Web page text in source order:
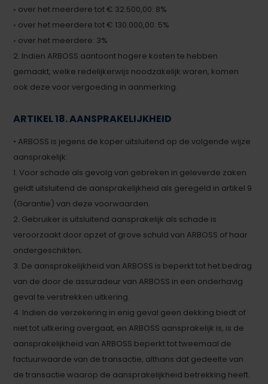
◦ over het meerdere tot € 32.500,00: 8%
◦ over het meerdere tot € 130.000,00: 5%
◦ over het meerdere: 3%
2. Indien ARBOSS aantoont hogere kosten te hebben
gemaakt, welke redelijkerwijs noodzakelijk waren, komen
ook deze voor vergoeding in aanmerking.
ARTIKEL 18. AANSPRAKELIJKHEID
• ARBOSS is jegens de koper uitsluitend op de volgende wijze
aansprakelijk:
1. Voor schade als gevolg van gebreken in geleverde zaken
geldt uitsluitend de aansprakelijkheid als geregeld in artikel 9
(Garantie) van deze voorwaarden.
2. Gebruiker is uitsluitend aansprakelijk als schade is
veroorzaakt door opzet of grove schuld van ARBOSS of haar
ondergeschikten;
3. De aansprakelijkheid van ARBOSS is beperkt tot het bedrag
van de door de assuradeur van ARBOSS in een onderhavig
geval te verstrekken uitkering.
4. Indien de verzekering in enig geval geen dekking biedt of
niet tot uitkering overgaat, en ARBOSS aansprakelijk is, is de
aansprakelijkheid van ARBOSS beperkt tot tweemaal de
factuurwaarde van de transactie, althans dat gedeelte van
de transactie waarop de aansprakelijkheid betrekking heeft.